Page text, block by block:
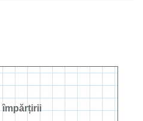
împărțirii